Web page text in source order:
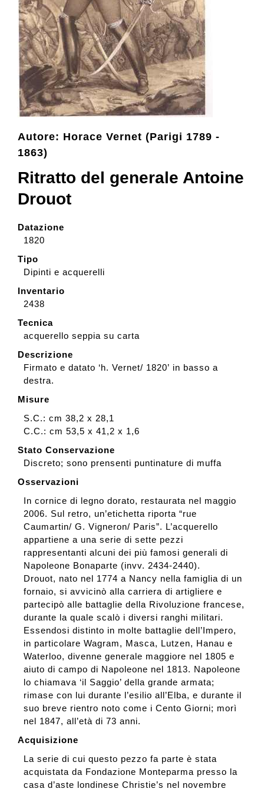
Collezione
Contatti e biglietti
Accessibilità
Dona
English
Autore: Horace Vernet (Parigi 1789 -
1863)
Ritratto del generale Antoine
Drouot
Datazione
1820
Tipo
Dipinti e acquerelli
Inventario
2438
Tecnica
acquerello seppia su carta
Descrizione
Firmato e datato ‘h. Vernet/ 1820’ in basso a
destra.
Misure
S.C.: cm 38,2 x 28,1
C.C.: cm 53,5 x 41,2 x 1,6
Stato Conservazione
Discreto; sono prensenti puntinature di muffa
Osservazioni
In cornice di legno dorato, restaurata nel maggio
2006. Sul retro, un’etichetta riporta “rue
Caumartin/ G. Vigneron/ Paris”. L’acquerello
appartiene a una serie di sette pezzi
rappresentanti alcuni dei più famosi generali di
Napoleone Bonaparte (invv. 2434-2440).
Drouot, nato nel 1774 a Nancy nella famiglia di un
fornaio, si avvicinò alla carriera di artigliere e
partecipò alle battaglie della Rivoluzione francese,
durante la quale scalò i diversi ranghi militari.
Essendosi distinto in molte battaglie dell’Impero,
in particolare Wagram, Masca, Lutzen, Hanau e
Waterloo, divenne generale maggiore nel 1805 e
aiuto di campo di Napoleone nel 1813. Napoleone
lo chiamava ‘il Saggio’ della grande armata;
rimase con lui durante l’esilio all’Elba, e durante il
suo breve rientro noto come i Cento Giorni; morì
nel 1847, all’età di 73 anni.
Acquisizione
La serie di cui questo pezzo fa parte è stata
acquistata da Fondazione Monteparma presso la
casa d’aste londinese Christie’s nel novembre